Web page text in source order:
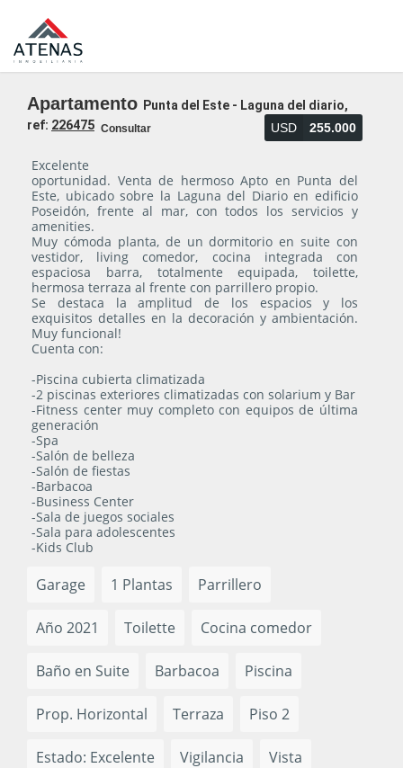
Apartamento Punta del Este - Laguna del diario,
ref: 226475 Consultar USD 255.000
Excelente
oportunidad. Venta de hermoso Apto en Punta del
Este, ubicado sobre la Laguna del Diario en edificio
Poseidón, frente al mar, con todos los servicios y
amenities.
Muy cómoda planta, de un dormitorio en suite con
vestidor, living comedor, cocina integrada con
espaciosa barra, totalmente equipada, toilette,
hermosa terraza al frente con parrillero propio.
Se destaca la amplitud de los espacios y los
exquisitos detalles en la decoración y ambientación.
Muy funcional!
Cuenta con:
-Piscina cubierta climatizada
-2 piscinas exteriores climatizadas con solarium y Bar
-Fitness center muy completo con equipos de última
generación
-Spa
-Salón de belleza
-Salón de fiestas
-Barbacoa
-Business Center
-Sala de juegos sociales
-Sala para adolescentes
-Kids Club
Garage 1 Plantas Parrillero
Año 2021 Toilette Cocina comedor
Baño en Suite Barbacoa Piscina
Prop. Horizontal Terraza Piso 2
Estado: Excelente Vigilancia Vista